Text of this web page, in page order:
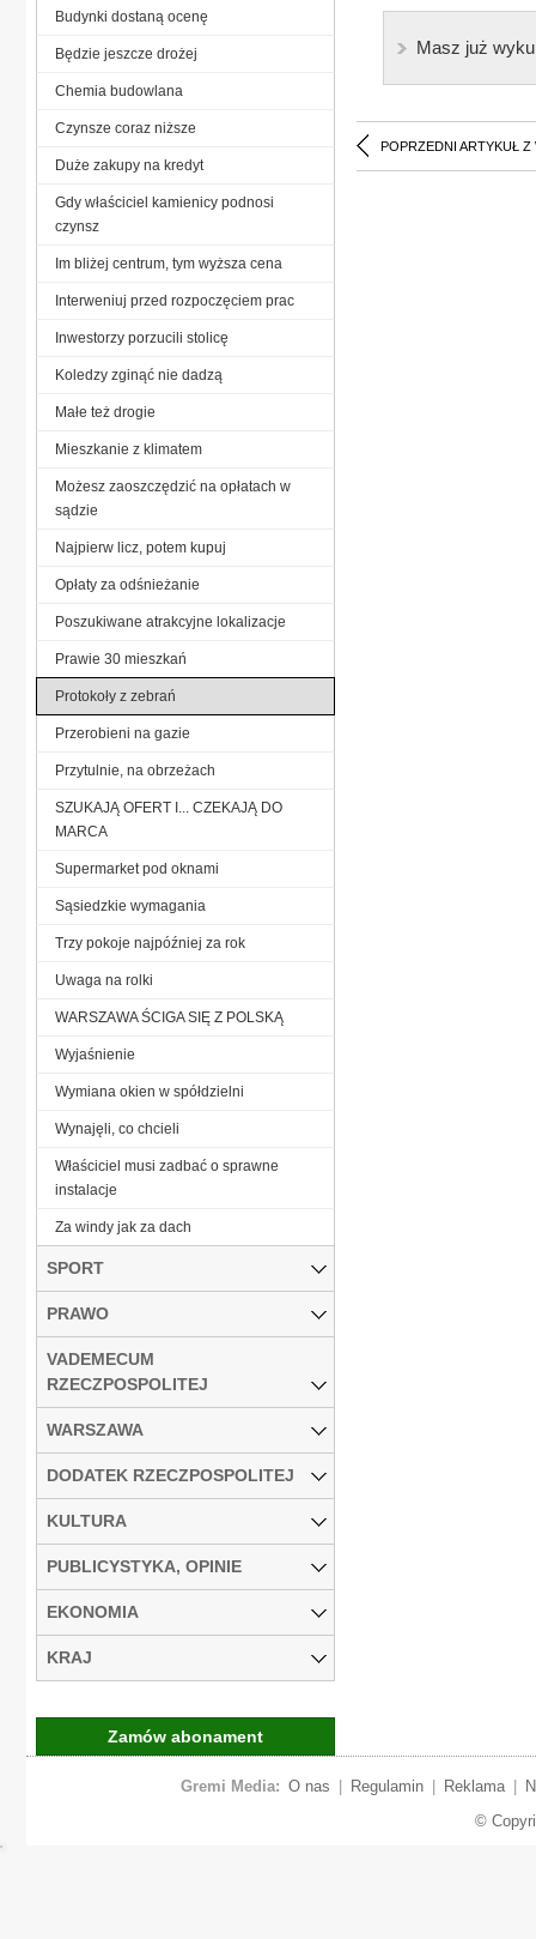
Masz już
POPRZEDNI ARTYKUŁ Z
Budynki dostaną ocenę
Będzie jeszcze drożej
Chemia budowlana
Czynsze coraz niższe
Duże zakupy na kredyt
Gdy właściciel kamienicy podnosi
czynsz
Im bliżej centrum, tym wyższa cena
Interweniuj przed rozpoczęciem prac
Inwestorzy porzucili stolicę
Koledzy zginąć nie dadzą
Małe też drogie
Mieszkanie z klimatem
Możesz zaoszczędzić na opłatach w
sądzie
Najpierw licz, potem kupuj
Opłaty za odśnieżanie
Poszukiwane atrakcyjne lokalizacje
Prawie 30 mieszkań
Protokoły z zebrań
Przerobieni na gazie
Przytulnie, na obrzeżach
SZUKAJĄ OFERT I... CZEKAJĄ DO
MARCA
Supermarket pod oknami
Sąsiedzkie wymagania
Trzy pokoje najpóźniej za rok
Uwaga na rolki
WARSZAWA ŚCIGA SIĘ Z POLSKĄ
Wyjaśnienie
Wymiana okien w spółdzielni
Wynajęli, co chcieli
Właściciel musi zadbać o sprawne
instalacje
Za windy jak za dach
SPORT
PRAWO
VADEMECUM
RZECZPOSPOLITEJ
WARSZAWA
DODATEK RZECZPOSPOLITEJ
KULTURA
PUBLICYSTYKA, OPINIE
EKONOMIA
KRAJ
Zamów abonament
Gremi Media: O nas Regulamin Reklama
©